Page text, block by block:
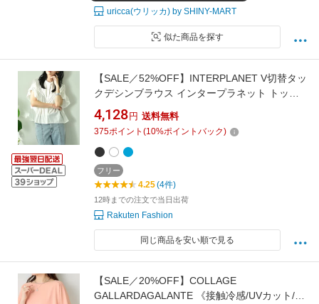
uricca(ウリッカ) by SHINY-MART
似た商品を探す
【SALE／52%OFF】INTERPLANET V切替タッ
クデシンブラウス インタープラネット トップ
ス シャツ・ブラウス ブラック ブルー ホワイト
【送料無料】
4,128 円 送料無料
375ポイント (10%ポイントバック)
フリー
4.25(4件)
12時までの注文で当日出荷
Rakuten Fashion
同じ商品を安い順で見る
【SALE／20%OFF】COLLAGE
GALLARDAGALANTE 《接触冷感/UVカット/体